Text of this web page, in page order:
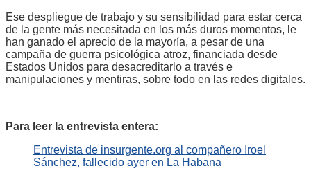
Ese despliegue de trabajo y su sensibilidad para estar cerca
de la gente más necesitada en los más duros momentos, le
han ganado el aprecio de la mayoría, a pesar de una
campaña de guerra psicológica atroz, financiada desde
Estados Unidos para desacreditarlo a través e
manipulaciones y mentiras, sobre todo en las redes digitales.
Para leer la entrevista entera:
Entrevista de insurgente.org al compañero Iroel
Sánchez, fallecido ayer en La Habana